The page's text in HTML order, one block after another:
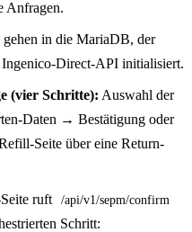
Anfragen.
gehen in die MariaDB, der
Direct-API initialisiert.
(vier Schritte): Auswahl der
Daten → Bestätigung oder
Seite über eine Return-
ruft /api/v1/sepm/confirm
Schritt: